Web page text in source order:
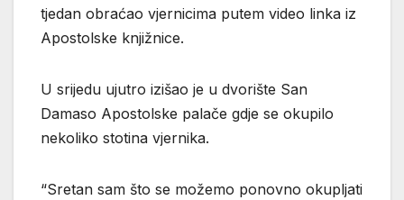
tjedan obraćao vjernicima putem video linka iz
Apostolske knjižnice.
U srijedu ujutro izišao je u dvorište San
Damaso Apostolske palače gdje se okupilo
nekoliko stotina vjernika.
“Sretan sam što se možemo ponovno okupljati